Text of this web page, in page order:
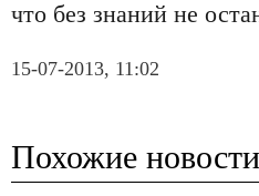
что без знаний не
15-07-2013, 11:02
Похожие